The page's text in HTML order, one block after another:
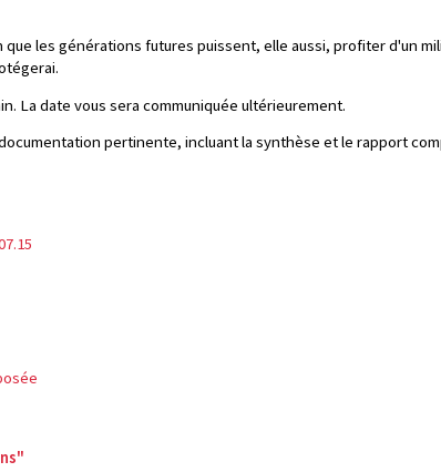
les générations futures puissent, elle aussi, profiter d'un
La date vous sera communiquée ultérieurement.
pertinente, incluant la synthèse et le rapport